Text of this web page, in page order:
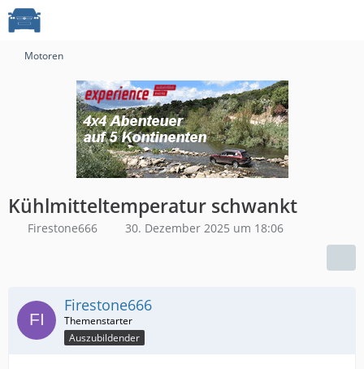
Motoren
Kühlmitteltemperatur schwankt
Firestone666 30. Dezember 2025 um 18:06
Firestone666
Auszubildender